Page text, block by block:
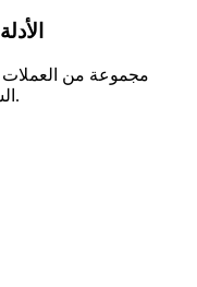
مشتقات الأسهم
السوقي التي يمكن تداولها في بورصة بيترو.